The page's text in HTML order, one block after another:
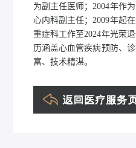
为副主任医师；2004年作
心内科副主任；2009年起
重症科工作至2024年光荣
历涵盖心血管疾病预防、
富、技术精湛。